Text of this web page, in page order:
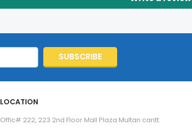
SUBSCRIBE
LOCATION
Offic# 222, 223 2nd Floor Mall Plaza Multan cantt.